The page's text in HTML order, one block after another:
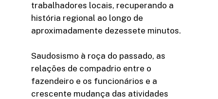
trabalhadores locais, recuperando a
história regional ao longo de
aproximadamente dezessete minutos.
Saudosismo à roça do passado, as
relações de compadrio entre o
fazendeiro e os funcionários e a
crescente mudança das atividades